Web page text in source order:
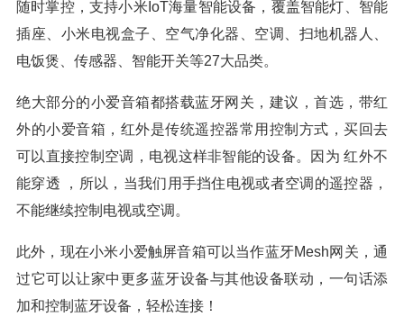
随时掌控，支持小米IoT海量智能设备，覆盖智能灯、智能
插座、小米电视盒子、空气净化器、空调、扫地机器人、
电饭煲、传感器、智能开关等27大品类。
绝大部分的小爱音箱都搭载蓝牙网关，建议，首选，带红
外的小爱音箱，红外是传统遥控器常用控制方式，买回去
可以直接控制空调，电视这样非智能的设备。因为 红外不
能穿透 ，所以，当我们用手挡住电视或者空调的遥控器，
不能继续控制电视或空调。
此外，现在小米小爱触屏音箱可以当作蓝牙Mesh网关，通
过它可以让家中更多蓝牙设备与其他设备联动，一句话添
加和控制蓝牙设备，轻松连接！